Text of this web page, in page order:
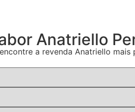
Anatriello
a revenda Anatriello mais